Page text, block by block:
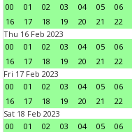
00
01 02 03 04 05 06
16
17 18 19 20 21 22
Thu 16 Feb 2023
00
01 02 03 04 05 06
16
17 18 19 20 21 22
Fri 17 Feb 2023
00
01 02 03 04 05 06
16
17 18 19 20 21 22
Sat 18 Feb 2023
00
01 02 03 04 05 06